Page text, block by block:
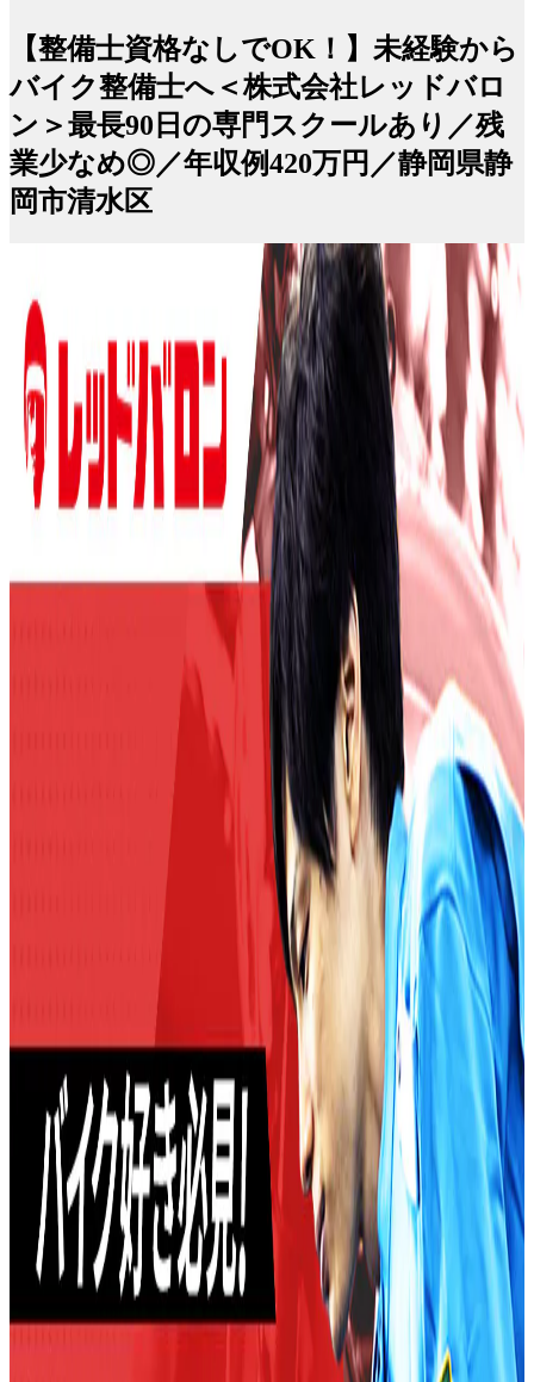
【整備士資格なしでOK！】未経験から
バイク整備士へ＜株式会社レッドバロ
ン＞最長90日の専門スクールあり／残
業少なめ◎／年収例420万円／静岡県静
岡市清水区